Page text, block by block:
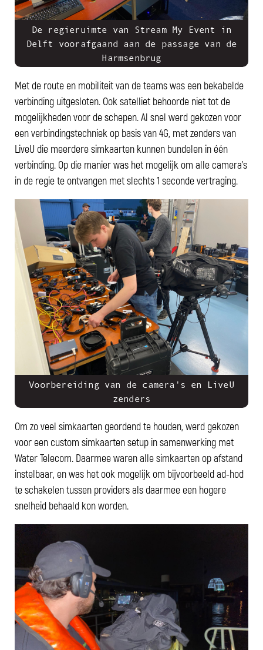
De regieruimte van Stream My Event in
Delft voorafgaand aan de passage van de
Harmsenbrug
Met de route en mobiliteit van de teams was een bekabelde
verbinding uitgesloten. Ook satelliet behoorde niet tot de
mogelijkheden voor de schepen. Al snel werd gekozen voor
een verbindingstechniek op basis van 4G, met zenders van
LiveU die meerdere simkaarten kunnen bundelen in één
verbinding. Op die manier was het mogelijk om alle camera's
in de regie te ontvangen met slechts 1 seconde vertraging.
Voorbereiding van de camera's en LiveU
zenders
Om zo veel simkaarten geordend te houden, werd gekozen
voor een custom simkaarten setup in samenwerking met
Water Telecom. Daarmee waren alle simkaarten op afstand
instelbaar, en was het ook mogelijk om bijvoorbeeld ad-hod
te schakelen tussen providers als daarmee een hogere
snelheid behaald kon worden.